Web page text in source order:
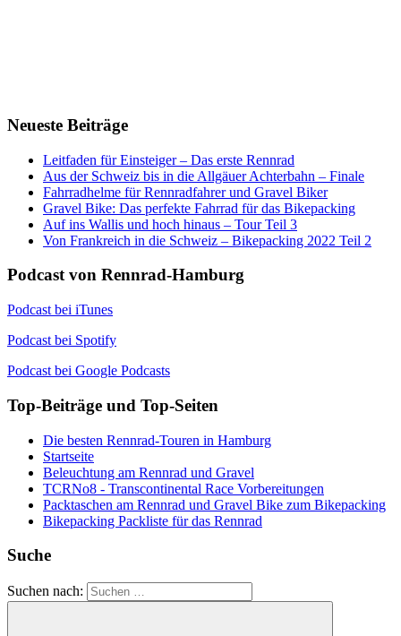
Neueste Beiträge
Leitfaden für Einsteiger – Das erste Rennrad
Aus der Schweiz bis in die Allgäuer Achterbahn – Finale
Fahrradhelme für Rennradfahrer und Gravel Biker
Gravel Bike: Das perfekte Fahrrad für das Bikepacking
Auf ins Wallis und hoch hinaus – Tour Teil 3
Von Frankreich in die Schweiz – Bikepacking 2022 Teil 2
Podcast von Rennrad-Hamburg
Podcast bei iTunes
Podcast bei Spotify
Podcast bei Google Podcasts
Top-Beiträge und Top-Seiten
Die besten Rennrad-Touren in Hamburg
Startseite
Beleuchtung am Rennrad und Gravel
TCRNo8 - Transcontinental Race Vorbereitungen
Packtaschen am Rennrad und Gravel Bike zum Bikepacking
Bikepacking Packliste für das Rennrad
Suche
Suchen nach: